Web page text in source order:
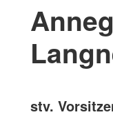
stv.